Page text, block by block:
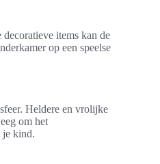
items kan de
op een speelse
Heldere en vrolijke
om het
je kind.